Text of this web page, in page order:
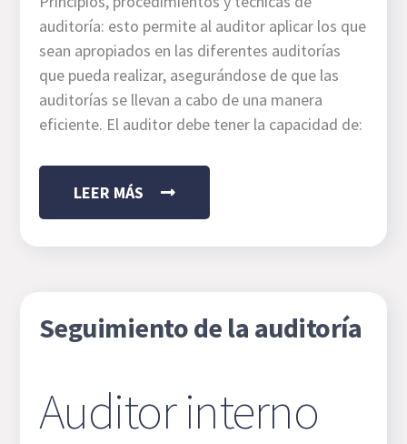
auditoría: esto permite al auditor aplicar los que
sean apropiados en las diferentes auditorías
que pueda realizar, asegurándose de que las
auditorías se llevan a cabo de una manera
eficiente. El auditor debe tener la capacidad de:
LEER MÁS
Seguimiento de la auditoría
Auditor interno